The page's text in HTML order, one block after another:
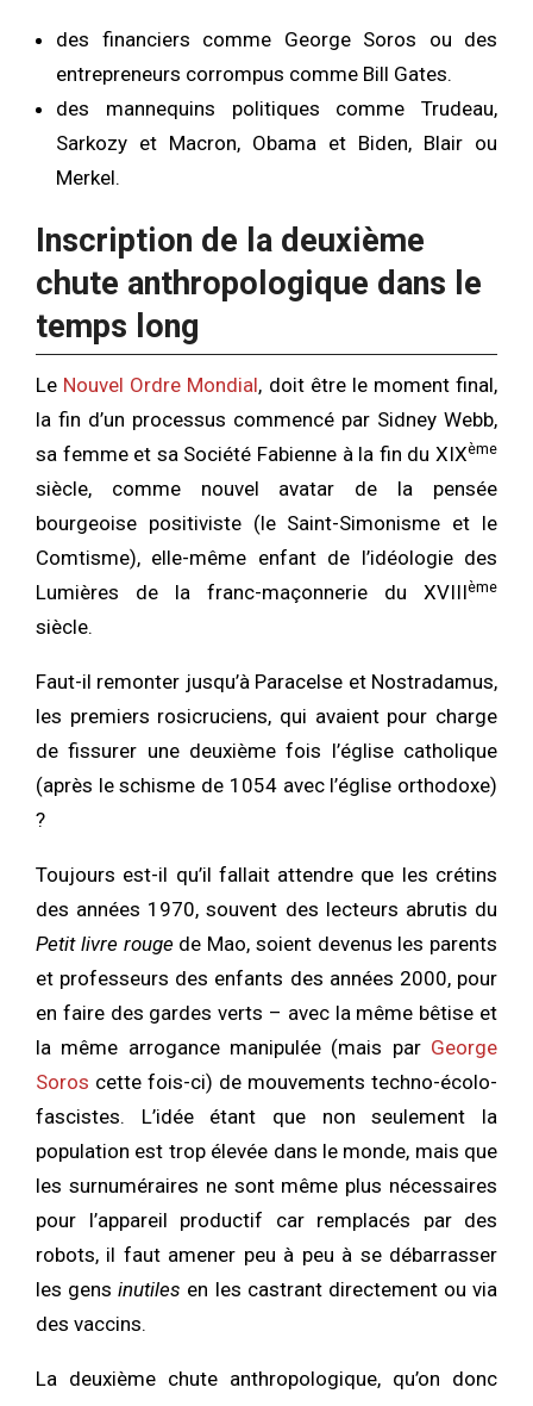
des financiers comme George Soros ou des
entrepreneurs corrompus comme Bill Gates.
des mannequins politiques comme Trudeau,
Sarkozy et Macron, Obama et Biden, Blair ou
Merkel.
Inscription de la deuxième
chute anthropologique dans le
temps long
Le Nouvel Ordre Mondial, doit être le moment final,
la fin d’un processus commencé par Sidney Webb,
sa femme et sa Société Fabienne à la fin du XIXème
siècle, comme nouvel avatar de la pensée
bourgeoise positiviste (le Saint-Simonisme et le
Comtisme), elle-même enfant de l’idéologie des
Lumières de la franc-maçonnerie du XVIIIème
siècle.
Faut-il remonter jusqu’à Paracelse et Nostradamus,
les premiers rosicruciens, qui avaient pour charge
de fissurer une deuxième fois l’église catholique
(après le schisme de 1054 avec l’église orthodoxe)
?
Toujours est-il qu’il fallait attendre que les crétins
des années 1970, souvent des lecteurs abrutis du
Petit livre rouge de Mao, soient devenus les parents
et professeurs des enfants des années 2000, pour
en faire des gardes verts – avec la même bêtise et
la même arrogance manipulée (mais par George
Soros cette fois-ci) de mouvements techno-écolo-
fascistes. L’idée étant que non seulement la
population est trop élevée dans le monde, mais que
les surnuméraires ne sont même plus nécessaires
pour l’appareil productif car remplacés par des
robots, il faut amener peu à peu à se débarrasser
les gensinutiles en les castrant directement ou via
des vaccins.
La deuxième chute anthropologique, qu’on donc